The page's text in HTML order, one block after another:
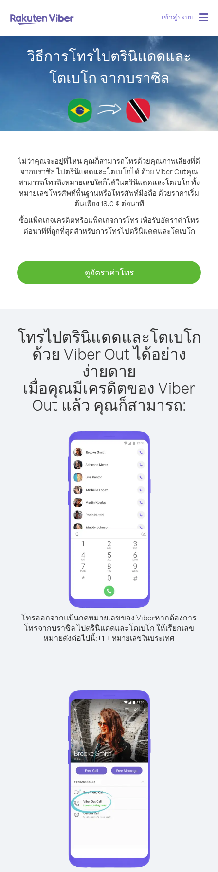
เข้าสู่ระบบ
วิธีการโทรไปตรินิแดดและ
โตเบโก จากบราซิล
ไม่ว่าคุณจะอยู่ที่ไหน คุณก็สามารถโทรด้วยคุณภาพเสียงที่ดี
จากบราซิล ไปตรินิแดดและโตเบโกได้ ด้วย Viber Outคุณ
สามารถโทรถึงหมายเลขใดก็ได้ในตรินิแดดและโตเบโก ทั้ง
หมายเลขโทรศัพท์พื้นฐานหรือโทรศัพท์มือถือ ด้วยราคาเริ่ม
ต้นเพียง 18.0 ¢ ต่อนาที
ซื้อแพ็คเกจเครดิตหรือแพ็คเกจการโทร เพื่อรับอัตราค่าโทร
ต่อนาทีที่ถูกที่สุดสำหรับการโทรไปตรินิแดดและโตเบโก
ดูอัตราค่าโทร
โทรไปตรินิแดดและโตเบโก
ด้วย Viber Out ได้อย่าง
ง่ายดาย
เมื่อคุณมีเครดิตของ Viber
Out แล้ว คุณก็สามารถ:
โทรออกจากแป้นกดหมายเลขของ Viberหากต้องการ
โทรจากบราซิล ไปตรินิแดดและโตเบโก ให้เรียกเลข
หมายดังต่อไปนี้:+1 + หมายเลขในประเทศ